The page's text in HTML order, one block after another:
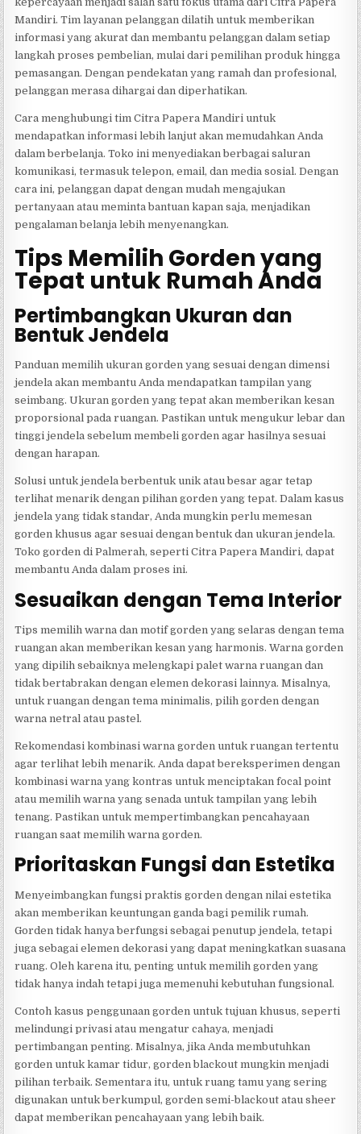
Mandiri. Tim layanan pelanggan dilatih untuk memberikan
informasi yang akurat dan membantu pelanggan dalam setiap
langkah proses pembelian, mulai dari pemilihan produk hingga
pemasangan. Dengan pendekatan yang ramah dan profesional,
pelanggan merasa dihargai dan diperhatikan.
Cara menghubungi tim Citra Papera Mandiri untuk
mendapatkan informasi lebih lanjut akan memudahkan Anda
dalam berbelanja. Toko ini menyediakan berbagai saluran
komunikasi, termasuk telepon, email, dan media sosial. Dengan
cara ini, pelanggan dapat dengan mudah mengajukan
pertanyaan atau meminta bantuan kapan saja, menjadikan
pengalaman belanja lebih menyenangkan.
Tips Memilih Gorden yang
Tepat untuk Rumah Anda
Pertimbangkan Ukuran dan
Bentuk Jendela
Panduan memilih ukuran gorden yang sesuai dengan dimensi
jendela akan membantu Anda mendapatkan tampilan yang
seimbang. Ukuran gorden yang tepat akan memberikan kesan
proporsional pada ruangan. Pastikan untuk mengukur lebar dan
tinggi jendela sebelum membeli gorden agar hasilnya sesuai
dengan harapan.
Solusi untuk jendela berbentuk unik atau besar agar tetap
terlihat menarik dengan pilihan gorden yang tepat. Dalam kasus
jendela yang tidak standar, Anda mungkin perlu memesan
gorden khusus agar sesuai dengan bentuk dan ukuran jendela.
Toko gorden di Palmerah, seperti Citra Papera Mandiri, dapat
membantu Anda dalam proses ini.
Sesuaikan dengan Tema Interior
Tips memilih warna dan motif gorden yang selaras dengan tema
ruangan akan memberikan kesan yang harmonis. Warna gorden
yang dipilih sebaiknya melengkapi palet warna ruangan dan
tidak bertabrakan dengan elemen dekorasi lainnya. Misalnya,
untuk ruangan dengan tema minimalis, pilih gorden dengan
warna netral atau pastel.
Rekomendasi kombinasi warna gorden untuk ruangan tertentu
agar terlihat lebih menarik. Anda dapat bereksperimen dengan
kombinasi warna yang kontras untuk menciptakan focal point
atau memilih warna yang senada untuk tampilan yang lebih
tenang. Pastikan untuk mempertimbangkan pencahayaan
ruangan saat memilih warna gorden.
Prioritaskan Fungsi dan Estetika
Menyeimbangkan fungsi praktis gorden dengan nilai estetika
akan memberikan keuntungan ganda bagi pemilik rumah.
Gorden tidak hanya berfungsi sebagai penutup jendela, tetapi
juga sebagai elemen dekorasi yang dapat meningkatkan suasana
ruang. Oleh karena itu, penting untuk memilih gorden yang
tidak hanya indah tetapi juga memenuhi kebutuhan fungsional.
Contoh kasus penggunaan gorden untuk tujuan khusus, seperti
melindungi privasi atau mengatur cahaya, menjadi
pertimbangan penting. Misalnya, jika Anda membutuhkan
gorden untuk kamar tidur, gorden blackout mungkin menjadi
pilihan terbaik. Sementara itu, untuk ruang tamu yang sering
digunakan untuk berkumpul, gorden semi-blackout atau sheer
dapat memberikan pencahayaan yang lebih baik.